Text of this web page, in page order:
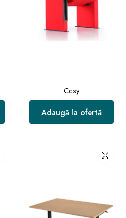
Cosy
Adaugă la ofertă